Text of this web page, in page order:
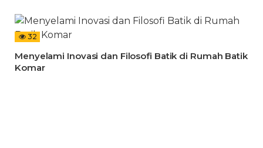
32
Menyelami Inovasi dan Filosofi Batik di Rumah Batik
Komar